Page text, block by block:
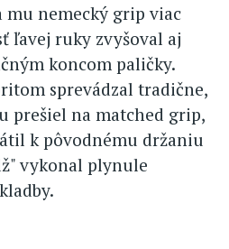
nemecký grip viac
ľavej ruky zvyšoval aj
koncom paličky.
sprevádzal tradične,
prešiel na matched grip,
k pôvodnému držaniu
vykonal plynule